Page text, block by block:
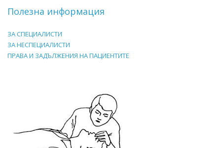
Полезна информация
ЗА СПЕЦИАЛИСТИ
ЗА НЕСПЕЦИАЛИСТИ
ПРАВА И ЗАДЪЛЖЕНИЯ НА ПАЦИЕНТИТЕ